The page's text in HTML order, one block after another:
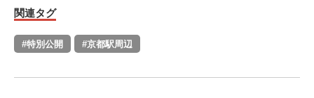
関連タグ
#特別公開 #京都駅周辺